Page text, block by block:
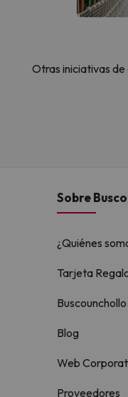
Otras iniciativas de
Sobre
¿Quiénes
Tarjeta
Blog
Web
Proveedores